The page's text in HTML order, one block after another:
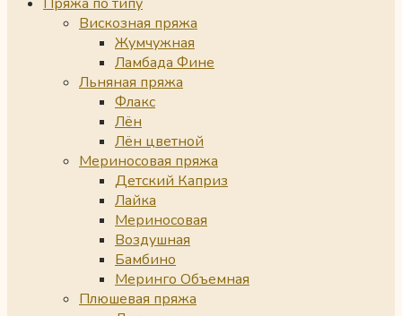
Вискозная пряжа
Жумчужная
Ламбада Фине
Льняная пряжа
Флакс
Лён
Лён цветной
Мериносовая пряжа
Детский Каприз
Лайка
Мериносовая
Воздушная
Бамбино
Меринго Объемная
Плюшевая пряжа